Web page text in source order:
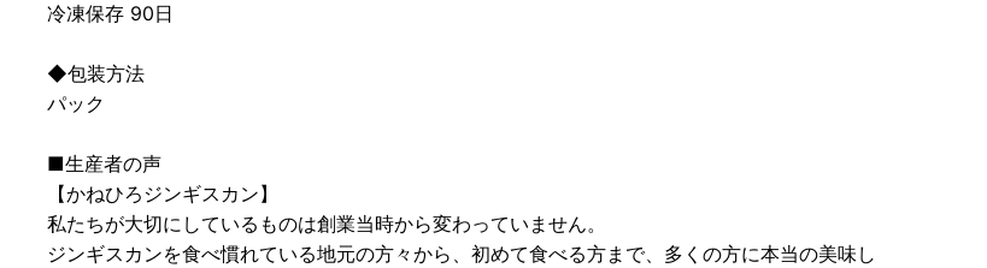
冷凍保存 90日
◆包装方法
パック
■生産者の声
【かねひろジンギスカン】
私たちが大切にしているものは創業当時から変わっていません。
ジンギスカンを食べ慣れている地元の方々から、初めて食べる方まで、多くの方に本当の美味し